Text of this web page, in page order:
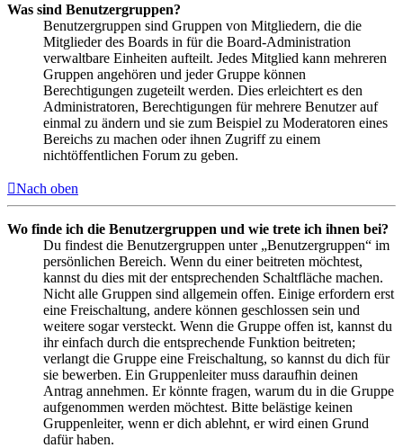
Was sind Benutzergruppen?
Benutzergruppen sind Gruppen von Mitgliedern, die die
Mitglieder des Boards in für die Board-Administration
verwaltbare Einheiten aufteilt. Jedes Mitglied kann mehreren
Gruppen angehören und jeder Gruppe können
Berechtigungen zugeteilt werden. Dies erleichtert es den
Administratoren, Berechtigungen für mehrere Benutzer auf
einmal zu ändern und sie zum Beispiel zu Moderatoren eines
Bereichs zu machen oder ihnen Zugriff zu einem
nichtöffentlichen Forum zu geben.
Nach oben
Wo finde ich die Benutzergruppen und wie trete ich ihnen bei?
Du findest die Benutzergruppen unter „Benutzergruppen“ im
persönlichen Bereich. Wenn du einer beitreten möchtest,
kannst du dies mit der entsprechenden Schaltfläche machen.
Nicht alle Gruppen sind allgemein offen. Einige erfordern erst
eine Freischaltung, andere können geschlossen sein und
weitere sogar versteckt. Wenn die Gruppe offen ist, kannst du
ihr einfach durch die entsprechende Funktion beitreten;
verlangt die Gruppe eine Freischaltung, so kannst du dich für
sie bewerben. Ein Gruppenleiter muss daraufhin deinen
Antrag annehmen. Er könnte fragen, warum du in die Gruppe
aufgenommen werden möchtest. Bitte belästige keinen
Gruppenleiter, wenn er dich ablehnt, er wird einen Grund
dafür haben.